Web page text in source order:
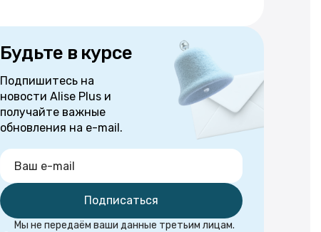
Будьте в курсе
Подпишитесь на
новости Alise Plus и
получайте важные
обновления на e-mail.
Подписаться
Мы не передаём ваши данные третьим лицам.